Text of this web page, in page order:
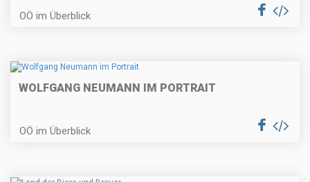
OÖ im Überblick
WOLFGANG NEUMANN IM PORTRAIT
OÖ im Überblick